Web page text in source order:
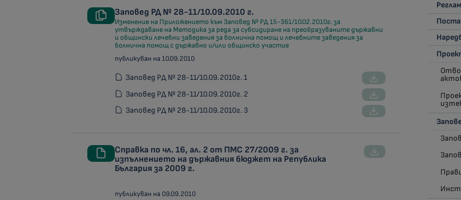
Заповед РД № 28-11/10.09.2010 г.
Изменение на Приложението към Заповед № РД 15-361/10.02.2010г. за
утвърждаване на Методика за реда за субсидиране на преобразуваните държавни
и общински лечебни заведения за болнична помощ и лечебните заведения за
болнична помощ с държавно и/или общинско участие
публикуван на 10.09.2010
Заповед РД № 28-11/10.09.2010г. 1
Заповед РД № 28-11/10.09.2010г. 2
Заповед РД № 28-11/10.09.2010г. 3
Справка по чл. 16, ал. 2 от ПМС 27/2009 г. за
изпълнението на държавния бюджет на Република
България за 2009 г.
публикуван на 09.09.2010